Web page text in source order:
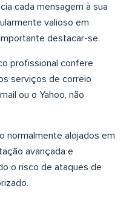
cada mensagem à sua
valioso em
destacar-se.
profissional confere
serviços de correio
ou o Yahoo, não
normalmente alojados em
avançada e
o risco de ataques de